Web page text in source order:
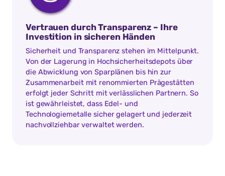
Vertrauen durch Transparenz – Ihre
Investition in sicheren Händen
Sicherheit und Transparenz stehen im Mittelpunkt.
Von der Lagerung in Hochsicherheitsdepots über
die Abwicklung von Sparplänen bis hin zur
Zusammenarbeit mit renommierten Prägestätten
erfolgt jeder Schritt mit verlässlichen Partnern. So
ist gewährleistet, dass Edel- und
Technologiemetalle sicher gelagert und jederzeit
nachvollziehbar verwaltet werden.